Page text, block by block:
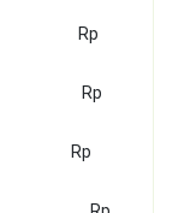
Rp
Rp
Rp